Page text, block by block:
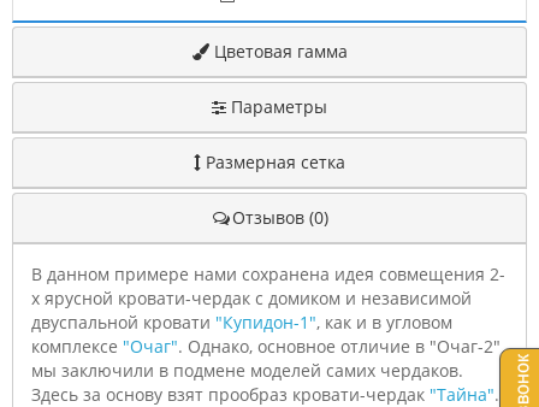
Цветовая гамма
Параметры
Размерная сетка
Отзывов (0)
В данном примере нами сохранена идея совмещения 2-
х ярусной кровати-чердак с домиком и независимой
двуспальной кровати "Купидон-1", как и в угловом
комплексе "Очаг". Однако, основное отличие в "Очаг-2"
мы заключили в подмене моделей самих чердаков.
Здесь за основу взят прообраз кровати-чердак "Тайна".